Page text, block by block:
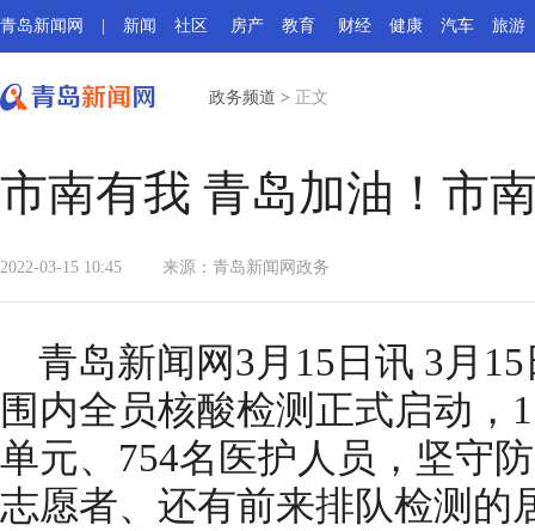
青岛新闻网 新闻 社区 房产 教育 财经 健康 汽车 旅游
政务频道 > 正文
市南有我 青岛加油！市
2022-03-15 10:45 来源： 青岛新闻网政务
青岛新闻网3月15日讯 3月
围内全员核酸检测正式启动，
单元、754名医护人员，坚守
志愿者、还有前来排队检测的